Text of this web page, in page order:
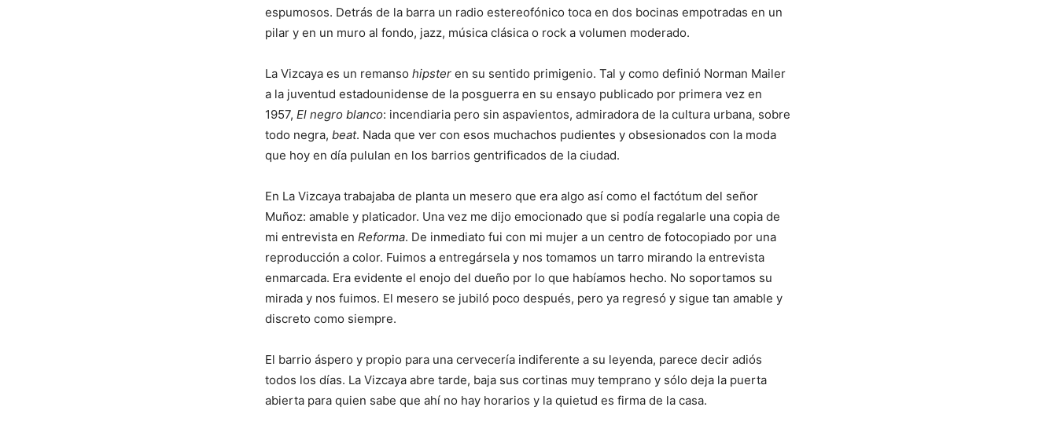
espumosos. Detrás de la barra un radio estereofónico toca en dos bocinas empotradas en un
pilar y en un muro al fondo, jazz, música clásica o rock a volumen moderado.
La Vizcaya es un remanso hipster en su sentido primigenio. Tal y como definió Norman Mailer
a la juventud estadounidense de la posguerra en su ensayo publicado por primera vez en
1957, El negro blanco: incendiaria pero sin aspavientos, admiradora de la cultura urbana, sobre
todo negra, beat. Nada que ver con esos muchachos pudientes y obsesionados con la moda
que hoy en día pululan en los barrios gentrificados de la ciudad.
En La Vizcaya trabajaba de planta un mesero que era algo así como el factótum del señor
Muñoz: amable y platicador. Una vez me dijo emocionado que si podía regalarle una copia de
mi entrevista en Reforma. De inmediato fui con mi mujer a un centro de fotocopiado por una
reproducción a color. Fuimos a entregársela y nos tomamos un tarro mirando la entrevista
enmarcada. Era evidente el enojo del dueño por lo que habíamos hecho. No soportamos su
mirada y nos fuimos. El mesero se jubiló poco después, pero ya regresó y sigue tan amable y
discreto como siempre.
El barrio áspero y propio para una cervecería indiferente a su leyenda, parece decir adiós
todos los días. La Vizcaya abre tarde, baja sus cortinas muy temprano y sólo deja la puerta
abierta para quien sabe que ahí no hay horarios y la quietud es firma de la casa.